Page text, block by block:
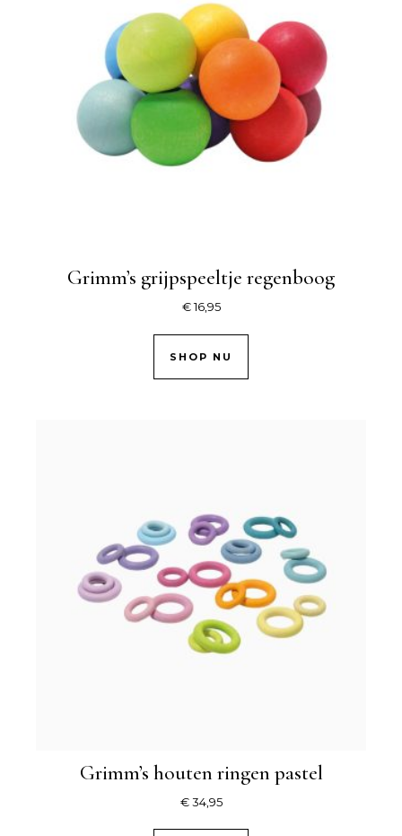
Grimm’s grijpspeeltje regenboog
€16,95
SHOP NU
Grimm’s houten ringen pastel
€34,95